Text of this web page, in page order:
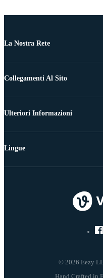
La Nostra Rete
Collegamenti Al Sito
Ulteriori Informazioni
© 2026 Eezy
Lingue